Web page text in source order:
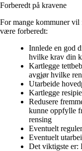
Forberedt på kravene
For mange kommuner
være forberedt:
Innlede en god
hvilke krav din
Kartlegge
avgjør hvilke
Utarbeide
Kartlegge
Redusere
kunne oppfylle
rensing​
Eventuelt
Eventuelt
Det viktigste er: